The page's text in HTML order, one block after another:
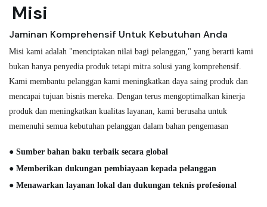
Misi
Jaminan Komprehensif Untuk Kebutuhan Anda
Misi kami adalah "menciptakan nilai bagi pelanggan," yang berarti kami
bukan hanya penyedia produk tetapi mitra solusi yang komprehensif.
Kami membantu pelanggan kami meningkatkan daya saing produk dan
mencapai tujuan bisnis mereka. Dengan terus mengoptimalkan kinerja
produk dan meningkatkan kualitas layanan, kami berusaha untuk
memenuhi semua kebutuhan pelanggan dalam bahan pengemasan
● Sumber bahan baku terbaik secara global
● Memberikan dukungan pembiayaan kepada pelanggan
● Menawarkan layanan lokal dan dukungan teknis profesional